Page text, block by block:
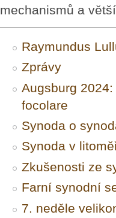
mechanismů a
Raymundus
Zprávy
Augsburg
focolare
Synoda o
Synoda v
Zkušenosti ze
Farní synodní
7. neděle